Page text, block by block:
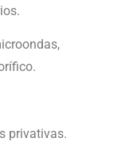
privativas.